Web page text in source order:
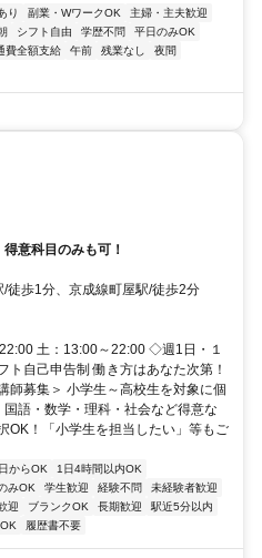
り 副業・WワークOK
主婦・主夫歓迎
シフト自由 学歴不問
平日のみOK
費全額支給 午前 残業なし
夜間
意科目のみも可！
徒歩1分、京成線町屋駅/徒歩2分
土：13:00～22:00 ◇週1日・１
自己申告制 働き方はあなた次第！
師募集＞ 小学生～高校生を対象に個
語・数学・理科・社会など得意な
OK！「小学生を担当したい」等もご
からOK
1日4時間以内OK
みOK 学生歓迎 経験不問
未経験者歓迎
迎 ブランクOK 長期歓迎
駅近5分以内
履歴書不要